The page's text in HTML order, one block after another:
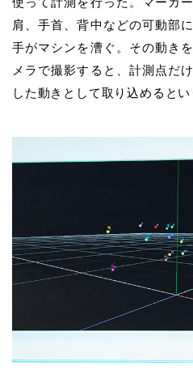
肩、手首、背中などの可動部
手がマシンを漕ぐ。その動き
メラで撮影すると、計測点だ
した動きとして取り込めるとい